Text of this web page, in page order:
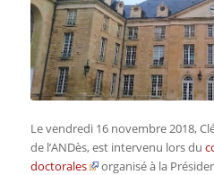
Le vendredi 16 novembre 2018,
de l’ANDès, est intervenu lors du
doctorales
organisé à la